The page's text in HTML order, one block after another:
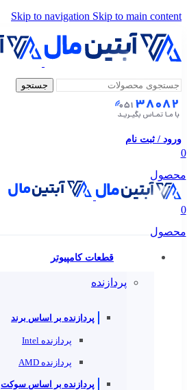
Skip to navigation Skip to main content
جستجو
ورود / ثبت نام
0
محصول
0
محصول
قطعات کامپیوتر
پردازنده
پردازنده بر اساس برند
پردازنده Intel
پردازنده AMD
پردازنده بر اساس سوکت